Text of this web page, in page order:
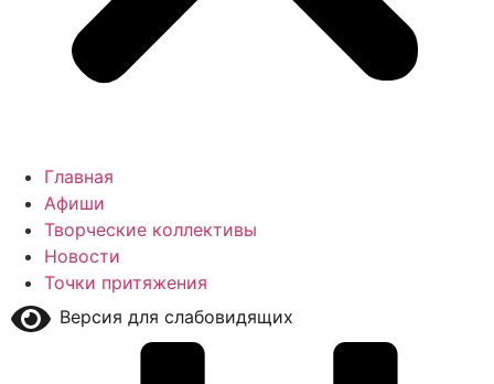
Главная
Афиши
Творческие коллективы
Новости
Точки притяжения
Версия для слабовидящих